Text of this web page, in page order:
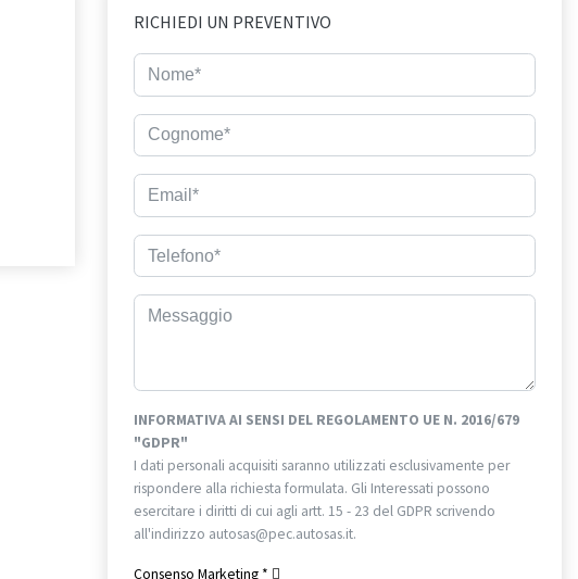
RICHIEDI UN PREVENTIVO
INFORMATIVA AI SENSI DEL REGOLAMENTO UE N. 2016/679
"GDPR"
I dati personali acquisiti saranno utilizzati esclusivamente per
rispondere alla richiesta formulata. Gli Interessati possono
esercitare i diritti di cui agli artt. 15 - 23 del GDPR scrivendo
all'indirizzo autosas@pec.autosas.it.
Consenso Marketing *